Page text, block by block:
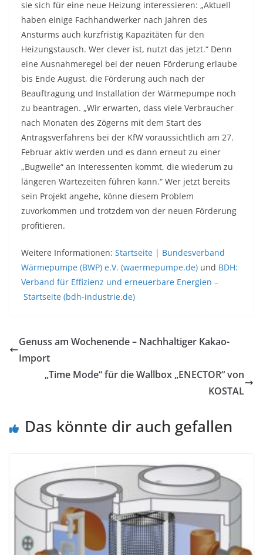
sie sich für eine neue Heizung interessieren: „Aktuell
haben einige Fachhandwerker nach Jahren des
Ansturms auch kurzfristig Kapazitäten für den
Heizungstausch. Wer clever ist, nutzt das jetzt.“ Denn
eine Ausnahmeregel bei der neuen Förderung erlaube
bis Ende August, die Förderung auch nach der
Beauftragung und Installation der Wärmepumpe noch
zu beantragen. „Wir erwarten, dass viele Verbraucher
nach Monaten des Zögerns mit dem Start des
Antragsverfahrens bei der KfW voraussichtlich am 27.
Februar aktiv werden und es dann erneut zu einer
„Bugwelle“ an Interessenten kommt, die wiederum zu
längeren Wartezeiten führen kann.“ Wer jetzt bereits
sein Projekt angehe, könne diesem Problem
zuvorkommen und trotzdem von der neuen Förderung
profitieren.
Weitere Informationen: Startseite | Bundesverband
Wärmepumpe (BWP) e.V. (waermepumpe.de) und BDH:
Verband für Effizienz und erneuerbare Energien –
Startseite (bdh-industrie.de)
Genuss am Wochenende – Nachhaltiger Kakao-
Import
„Time Mode“ für die Wallbox „ENECTOR“ von
KOSTAL
Das könnte dir auch gefallen